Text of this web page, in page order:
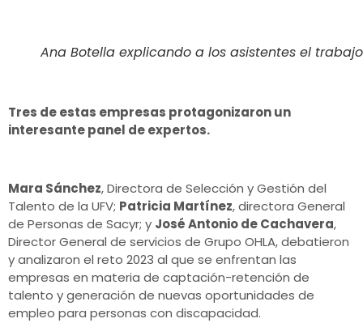
Ana Botella explicando a los asistentes el
Tres de estas empresas protagonizaron un
interesante panel de expertos.
Mara Sánchez, Directora de Selección y Gestión del
Talento de la UFV; Patricia Martínez, directora General
de Personas de Sacyr; y José Antonio de Cachavera,
Director General de servicios de Grupo OHLA, debatieron
y analizaron el reto 2023 al que se enfrentan las
empresas en materia de captación-retención de
talento y generación de nuevas oportunidades de
empleo para personas con discapacidad.